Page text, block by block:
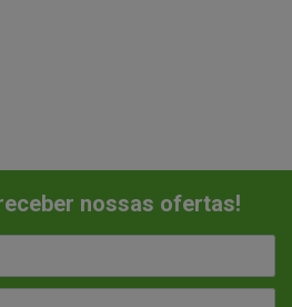
nossas ofertas!